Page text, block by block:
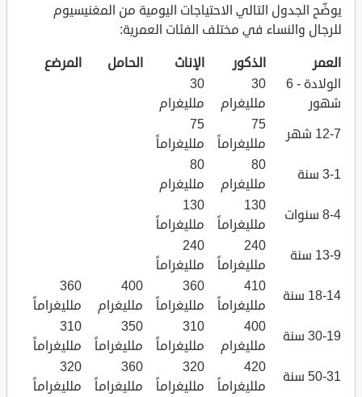
يوضّح الجدول التالي الاحتياجات اليومية من المغنيسيوم
للرجال والنساء في مختلف الفئات العمرية:
العمر
الذكور الإناث الحامل
المرضع
الولادة - 6
شهور
30
ملليغرام
30
ملليغرام
12-7 شهر
75
ملليغراماً
75
ملليغراماً
3-1 سنة
80
ملليغرام
80
ملليغرام
8-4 سنوات
130
ملليغراماً
130
ملليغراماً
13-9 سنة
240
ملليغراماً
240
ملليغراماً
18-14 سنة
410
ملليغراماً
360
ملليغراماً
400
ملليغرام
360
ملليغراماً
30-19 سنة
400
ملليغرام
310
ملليغراماً
350
ملليغراماً
310
ملليغراماً
50-31 سنة
420
ملليغراماً
320
ملليغراماً
360
ملليغراماً
320
ملليغراماً